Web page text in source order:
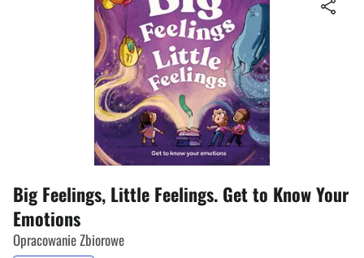
Big Feelings, Little Feelings. Get to Know Your
Emotions
Opracowanie Zbiorowe